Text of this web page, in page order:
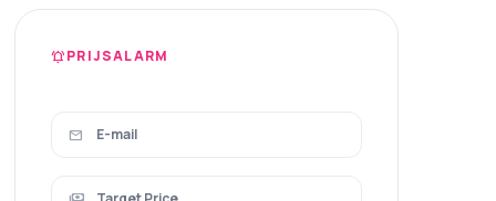
notifications_activePRIJSALARM
mail